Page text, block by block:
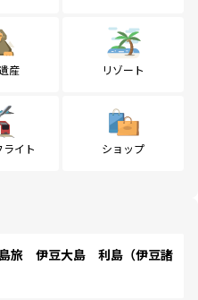
産 リゾート
イト ショップ
旅 伊豆大島 利島（伊豆諸